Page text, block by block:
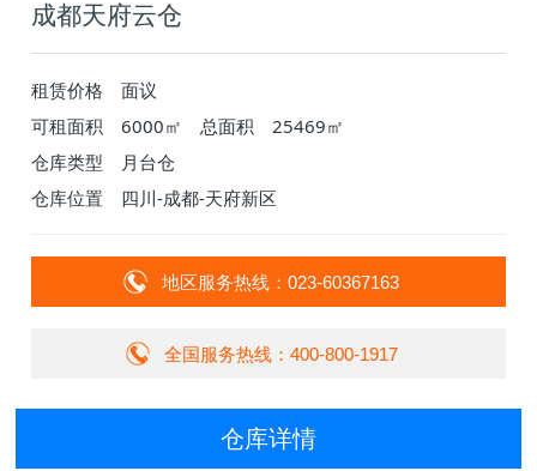
成都天府云仓
租赁价格
面议
可租面积
6000㎡ 总面积
25469㎡
仓库类型
月台仓
仓库位置
四川-成都-天府新区
地区服务热线：023-60367163
全国服务热线：400-800-1917
仓库详情